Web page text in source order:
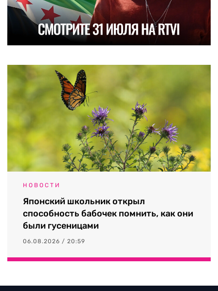
НОВОСТИ
Японский школьник открыл
способность бабочек помнить, как они
были гусеницами
06.08.2026 / 20:59